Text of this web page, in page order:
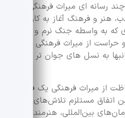
رسانه ای میراث فرهنگی طی
هنر و فرهنگ آغاز به کار
که به واسطه جنگ نرم و تهاجم
از میراث فرهنگی به ویژه
به نسل های جوان تر بسیار
از میراث فرهنگی یک فرآیند
اتفاق مستلزم تلاش‌های
بین‌المللی، هنرمندان و